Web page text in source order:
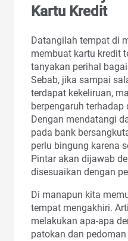
Kartu Kredit
Datangilah tempat di
membuat kartu kredit
tanyakan perihal
Sebab, jika sampai
terdapat kekeliruan,
berpengaruh
Dengan mendatangi
pada bank
perlu bingung karena
Pintar akan dijawab
disesuaikan dengan
Di manapun kita
tempat mengakhiri.
melakukan apa-apa
patokan dan